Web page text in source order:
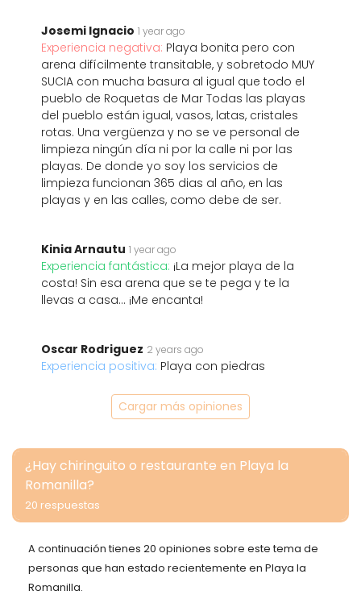
Josemi Ignacio 1 year ago
Experiencia negativa: Playa bonita pero con
arena difícilmente transitable, y sobretodo MUY
SUCIA con mucha basura al igual que todo el
pueblo de Roquetas de Mar Todas las playas
del pueblo están igual, vasos, latas, cristales
rotas. Una vergüenza y no se ve personal de
limpieza ningún día ni por la calle ni por las
playas. De donde yo soy los servicios de
limpieza funcionan 365 dias al año, en las
playas y en las calles, como debe de ser.
Kinia Arnautu 1 year ago
Experiencia fantástica: ¡La mejor playa de la
costa! Sin esa arena que se te pega y te la
llevas a casa... ¡Me encanta!
Oscar Rodriguez 2 years ago
Experiencia positiva: Playa con piedras
Cargar más opiniones
¿Hay chiringuito o restaurante en Playa la
Romanilla?
20 respuestas
A continuación tienes 20 opiniones sobre este tema de
personas que han estado recientemente en Playa la
Romanilla.